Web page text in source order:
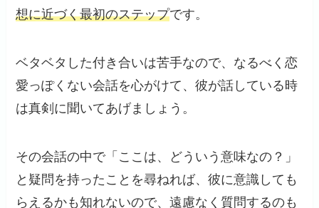
想に近づく最初のステップです。
ベタベタした付き合いは苦手なので、なるべく恋
愛っぽくない会話を心がけて、彼が話している時
は真剣に聞いてあげましょう。
その会話の中で「ここは、どういう意味なの？」
と疑問を持ったことを尋ねれば、彼に意識しても
らえるかも知れないので、遠慮なく質問するのも